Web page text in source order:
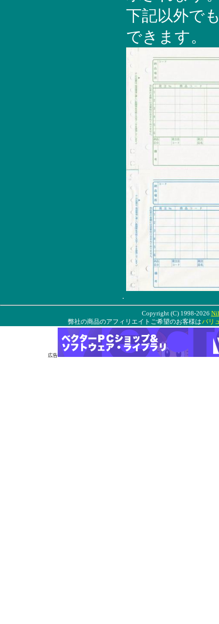
.
下記以外で
できます。
Copyright (C) 1998-2026
弊社の商品のアフィリエイトご希望のお客様はバリ
広告